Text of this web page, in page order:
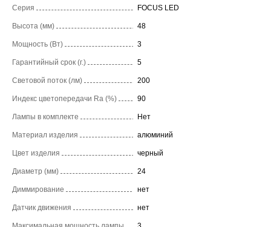
Серия FOCUS LED
Высота (мм) 48
Мощность (Вт) 3
Гарантийный срок (г.) 5
Световой поток (лм) 200
Индекс цветопередачи Ra (%) 90
Лампы в комплекте Нет
Материал изделия алюминий
Цвет изделия черный
Диаметр (мм) 24
Диммирование нет
Датчик движения нет